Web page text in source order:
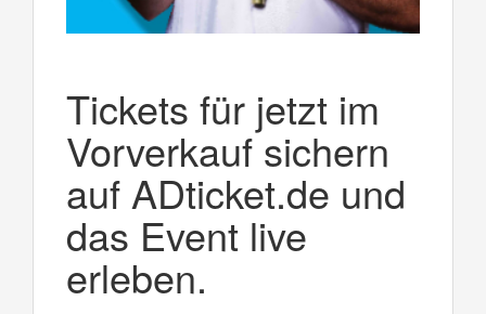
Tickets für jetzt im
Vorverkauf sichern
auf ADticket.de und
das Event live
erleben.